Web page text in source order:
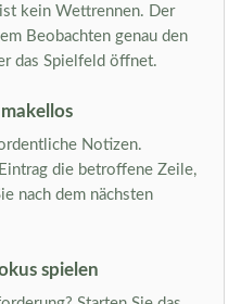
kein Wettrennen. Der
Beobachten genau den
das Spielfeld öffnet.
Notizen.
die betroffene Zeile,
nach dem nächsten
spielen